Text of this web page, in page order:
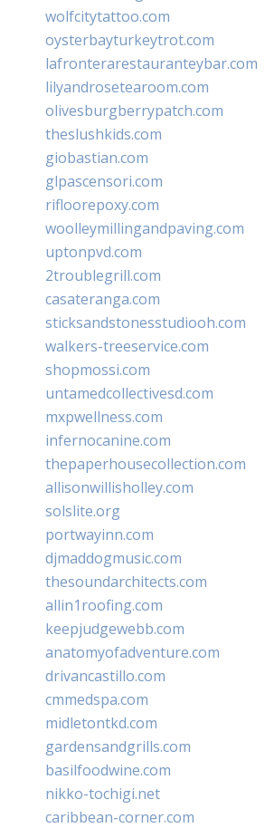
wolfcitytattoo.com
oysterbayturkeytrot.com
lafronterarestauranteybar.com
lilyandrosetearoom.com
olivesburgberrypatch.com
theslushkids.com
giobastian.com
glpascensori.com
rifloorepoxy.com
woolleymillingandpaving.com
uptonpvd.com
2troublegrill.com
casateranga.com
sticksandstonesstudiooh.com
walkers-treeservice.com
shopmossi.com
untamedcollectivesd.com
mxpwellness.com
infernocanine.com
thepaperhousecollection.com
allisonwillisholley.com
solslite.org
portwayinn.com
djmaddogmusic.com
thesoundarchitects.com
allin1roofing.com
keepjudgewebb.com
anatomyofadventure.com
drivancastillo.com
cmmedspa.com
midletontkd.com
gardensandgrills.com
basilfoodwine.com
nikko-tochigi.net
caribbean-corner.com